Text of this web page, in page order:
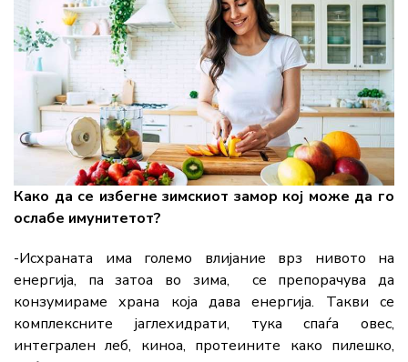
Како да се избегне зимскиот замор кој може да го
ослабe имунитетот?
-Исхраната има големо влијание врз нивото на
енергија, па затоа во зима, се препорачува да
конзумираме храна која дава енергија. Такви се
комплексните јаглехидрати, тука спаѓа овес,
интегрален леб, киноа, протеините како пилешко,